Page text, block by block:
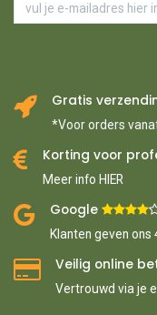
Gratis
*Voor orders
Korting voor
Meer info HIER
Google ​
Klanten geven ons
Veilig online
Vertrouwd via je